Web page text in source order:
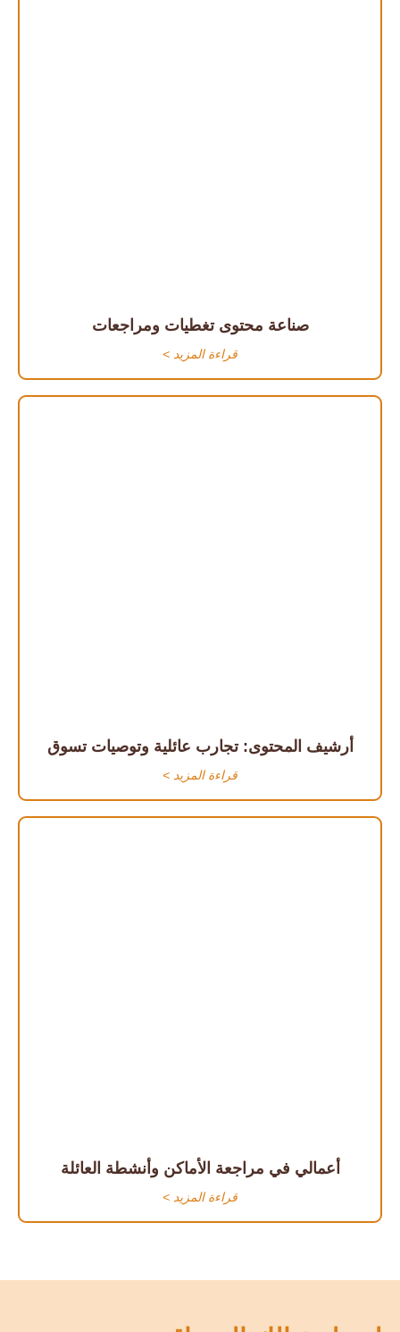
صناعة محتوى تغطيات ومراجعات
قراءة المزيد >
أرشيف المحتوى: تجارب عائلية وتوصيات تسوق
قراءة المزيد >
أعمالي في مراجعة الأماكن وأنشطة العائلة
قراءة المزيد >